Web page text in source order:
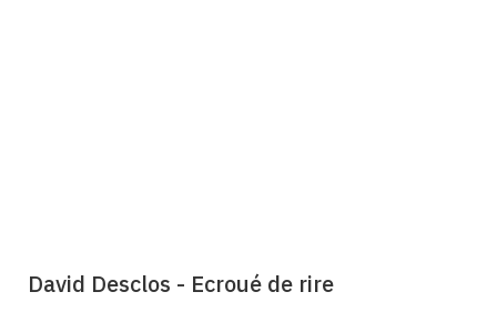
David Desclos - Ecroué de rire